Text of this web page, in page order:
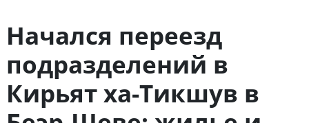
Начался переезд
подразделений в
Кирьят ха-Тикшув в